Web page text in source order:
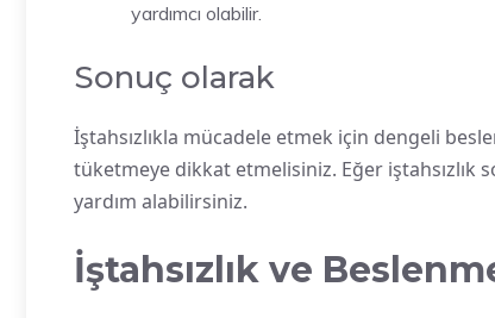
yardımcı olabilir.
Sonuç olarak
İştahsızlıkla mücadele etmek için dengeli
tüketmeye dikkat etmelisiniz. Eğer iştahsızlık
yardım alabilirsiniz.
İştahsızlık ve